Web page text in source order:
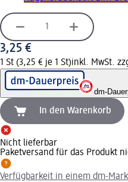
3,25 €
1 St (3,25 € je 1 St)inkl. MwSt.
dm-
In den Warenkorb
Nicht lieferbar
Paketversand für das Produkt
Verfügbarkeit in einem dm-